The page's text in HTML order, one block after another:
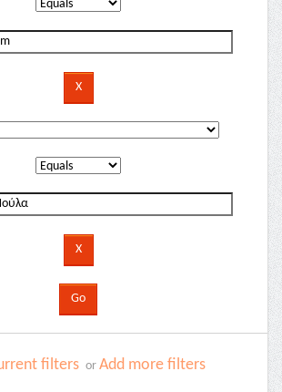
filters or Add more filters